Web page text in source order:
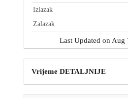
Izlazak
Zalazak
Last Updated on Aug
Vrijeme DETALJNIJE